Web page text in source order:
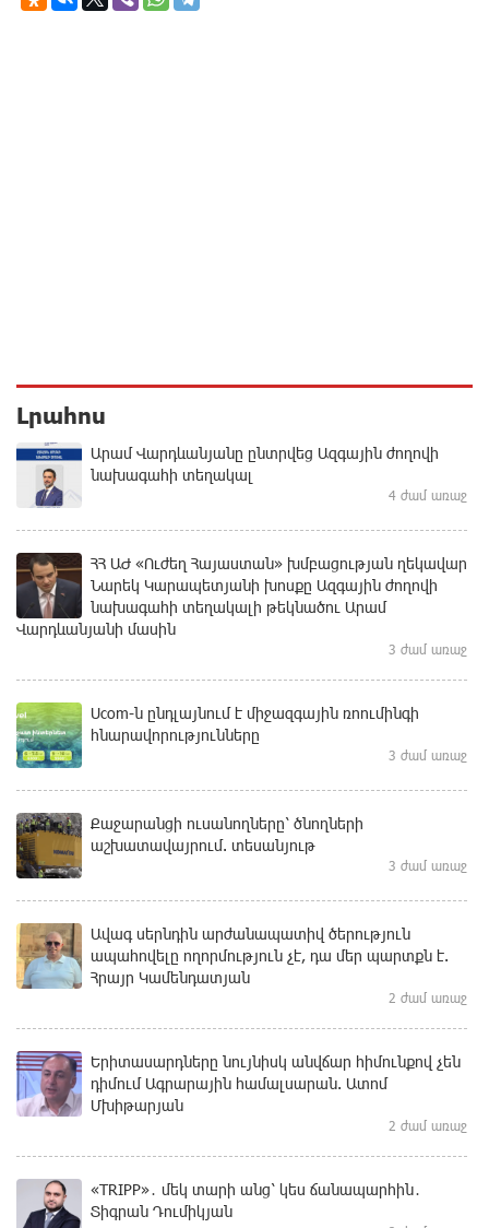
Լրահոս
Արամ Վարդևանյանը ընտրվեց Ազգային ժողովի
նախագահի տեղակալ
4 ժամ առաջ
ՀՀ ԱԺ «Ուժեղ Հայաստան» խմբացության ղեկավար
Նարեկ Կարապետյանի խոսքը Ազգային ժողովի
նախագահի տեղակալի թեկնածու Արամ
Վարդևանյանի մասին
3 ժամ առաջ
Ucom-ն ընդլայնում է միջազգային ռոումինգի
հնարավորությունները
3 ժամ առաջ
Քաջարանցի ուսանողները՝ ծնողների
աշխատավայրում. տեսանյութ
3 ժամ առաջ
Ավագ սերնդին արժանապատիվ ծերություն
ապահովելը ողորմություն չէ, դա մեր պարտքն է.
Հրայր Կամենդատյան
2 ժամ առաջ
Երիտասարդները նույնիսկ անվճար հիմունքով չեն
դիմում Ագրարային համալսարան. Ատոմ
Մխիթարյան
2 ժամ առաջ
«TRIPP»․ մեկ տարի անց՝ կես ճանապարհին․
Տիգրան Դումիկյան